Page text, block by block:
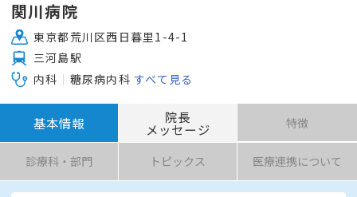
関川病院
東京都荒川区西日暮里1-4-1
三河島駅
内科
糖尿病内科 すべて見る
基本情報 院長
メッセージ 特徴
診療科・部門 トピックス 医療連携について